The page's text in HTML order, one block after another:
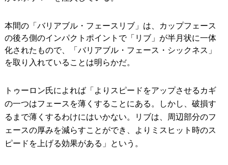
本間の「バリアブル・フェースリブ」は、カップフェース
の後ろ側のインパクトポイントで「リブ」が半月状に一体
化されたもので、「バリアブル・フェース・シックネス」
を取り入れていることは明らかだ。
トゥーロン氏によれば「よりスピードをアップさせるカギ
の一つはフェースを薄くすることにある。しかし、破損す
るまで薄くするわけにはいかない。リブは、周辺部分のフ
ェースの厚みを減らすことができ、よりミスヒット時のス
ピードを上げる効果がある」という。